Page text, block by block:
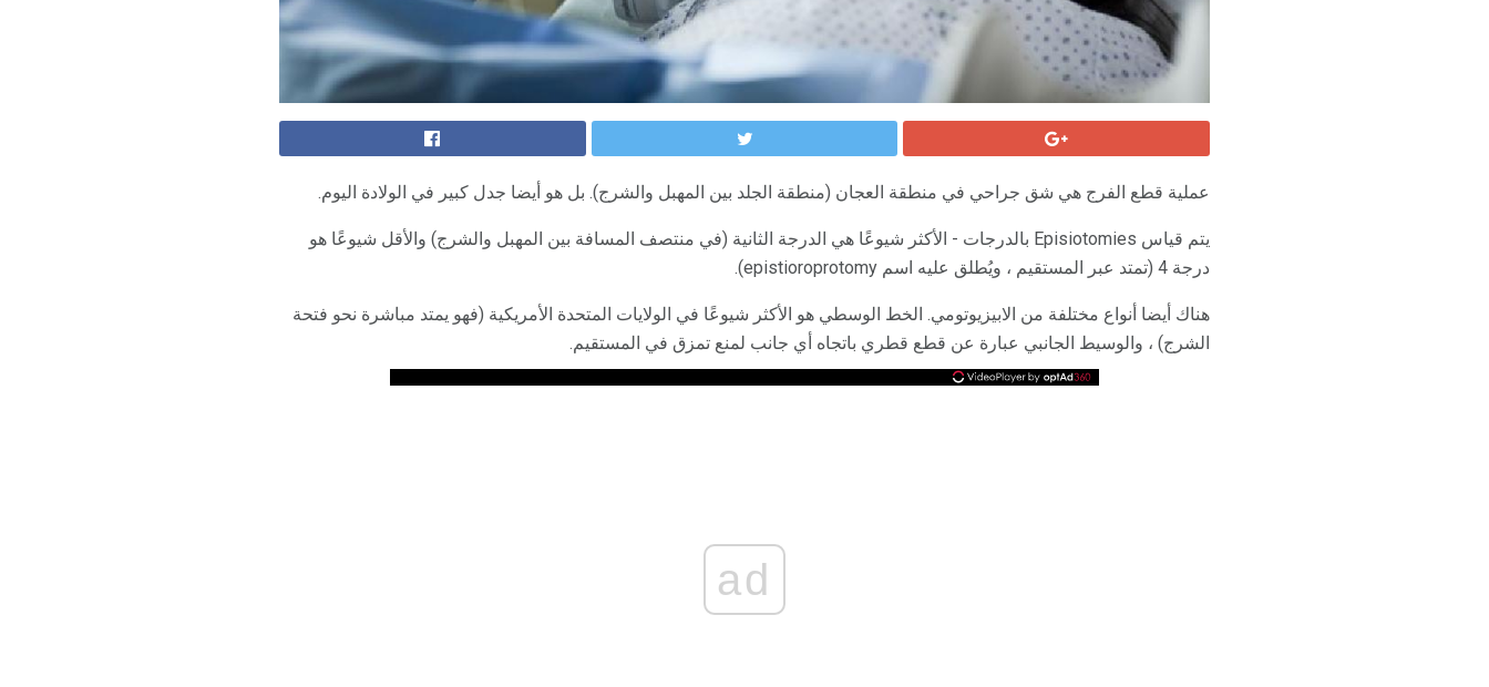
عملية قطع الفرج هي شق جراحي في منطقة العجان (منطقة الجلد بين المهبل والشرج). بل هو أيضا جدل كبير في الولادة اليوم.
يتم قياس Episiotomies بالدرجات - الأكثر شيوعًا هي الدرجة الثانية (في منتصف المسافة بين المهبل والشرج) والأقل شيوعًا هو
درجة 4 (تمتد عبر المستقيم ، ويُطلق عليه اسم epistioroprotomy).
هناك أيضا أنواع مختلفة من الابيزيوتومي. الخط الوسطي هو الأكثر شيوعًا في الولايات المتحدة الأمريكية (فهو يمتد مباشرة نحو فتحة
الشرج) ، والوسيط الجانبي عبارة عن قطع قطري باتجاه أي جانب لمنع تمزق في المستقيم.
ad